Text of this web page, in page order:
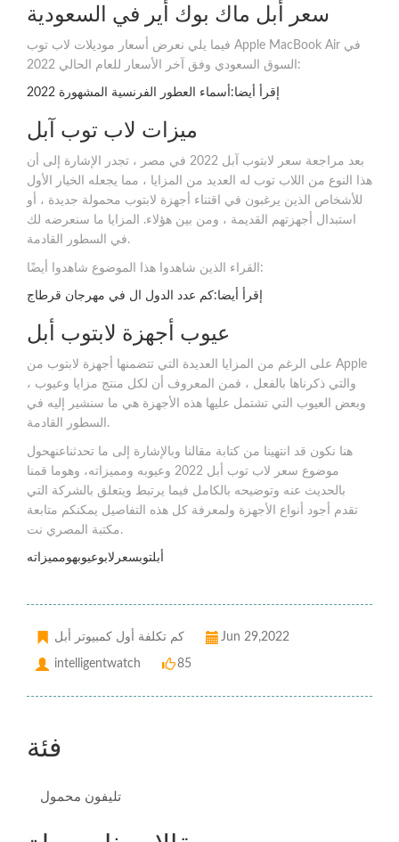
سعر أبل ماك بوك أير في السعودية
فيما يلي نعرض أسعار موديلات لاب توب Apple MacBook Air في
السوق السعودي وفق آخر الأسعار للعام الحالي 2022:
إقرأ أيضا:أسماء العطور الفرنسية المشهورة 2022
ميزات لاب توب آبل
بعد مراجعة سعر لابتوب آبل 2022 في مصر ، تجدر الإشارة إلى أن
هذا النوع من اللاب توب له العديد من المزايا ، مما يجعله الخيار الأول
للأشخاص الذين يرغبون في اقتناء أجهزة لابتوب محمولة جديدة ، أو
استبدال أجهزتهم القديمة ، ومن بين هؤلاء. المزايا ما سنعرضه لك
في السطور القادمة.
القراء الذين شاهدوا هذا الموضوع شاهدوا أيضًا:
إقرأ أيضا:كم عدد الدول ال في مهرجان قرطاج
عيوب أجهزة لابتوب أبل
على الرغم من المزايا العديدة التي تتضمنها أجهزة لابتوب من Apple
والتي ذكرناها بالفعل ، فمن المعروف أن لكل منتج مزايا وعيوب ،
وبعض العيوب التي تشتمل عليها هذه الأجهزة هي ما سنشير إليه في
السطور القادمة.
هنا نكون قد انتهينا من كتابة مقالنا وبالإشارة إلى ما تحدثناعنهحول
موضوع سعر لاب توب أبل 2022 وعيوبه ومميزاته، وهوما قمنا
بالحديث عنه وتوضيحه بالكامل فيما يرتبط ويتعلق بالشركة التي
تقدم أجود أنواع الأجهزة ولمعرفة كل هذه التفاصيل يمكنكم متابعة
مكتبة المصري نت.
أبلتوبسعرلابوعيوبهومميزاته
كم تكلفة أول كمبيوتر أبل Jun 29,2022
intelligentwatch 85
فئة
تليفون محمول